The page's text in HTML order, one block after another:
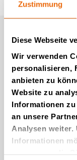
Zustimmung
Diese Webseite
Wir verwenden
personalisieren,
anbieten zu
Website zu
Informationen
an unsere
Analysen weiter.
Informationen
VIDEOS